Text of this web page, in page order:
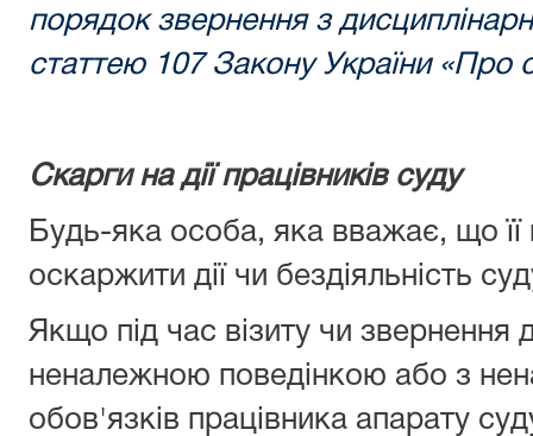
порядок звернення з
статтею 107 Закону України «Про
Скарги на дії працівників суду
Будь-яка особа, яка вважає, що
оскаржити дії чи бездіяльність
Якщо під час візиту чи звернення
неналежною поведінкою або з
обов'язків працівника апарату